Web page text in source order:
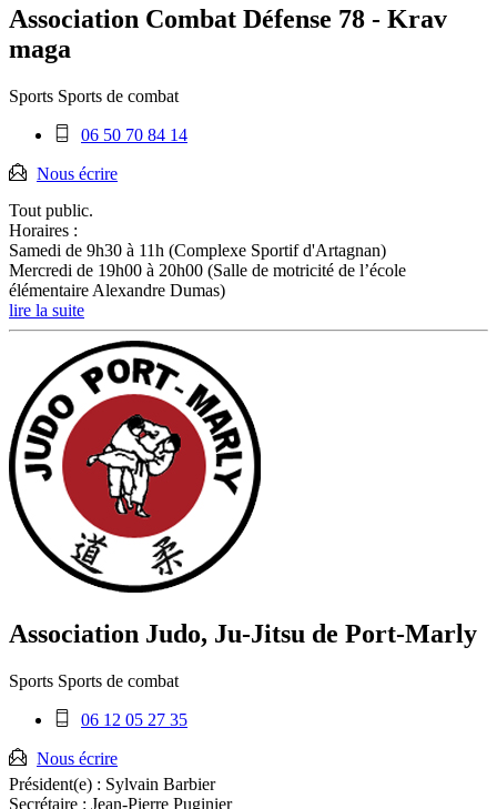
Association Combat Défense 78 - Krav
maga
Sports Sports de combat
Téléphone
:
06 50 70 84 14
Nous écrire
Tout public.
Horaires :
Samedi de 9h30 à 11h (Complexe Sportif d'Artagnan)
Mercredi de 19h00 à 20h00 (Salle de motricité de l’école
élémentaire Alexandre Dumas)
lire la suite
Association Judo, Ju-Jitsu de Port-Marly
Sports Sports de combat
Téléphone
:
06 12 05 27 35
Nous écrire
Président(e) : Sylvain Barbier
Secrétaire : Jean-Pierre Puginier